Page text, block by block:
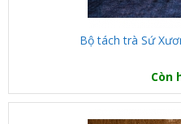
Bộ tách trà Sứ
Còn